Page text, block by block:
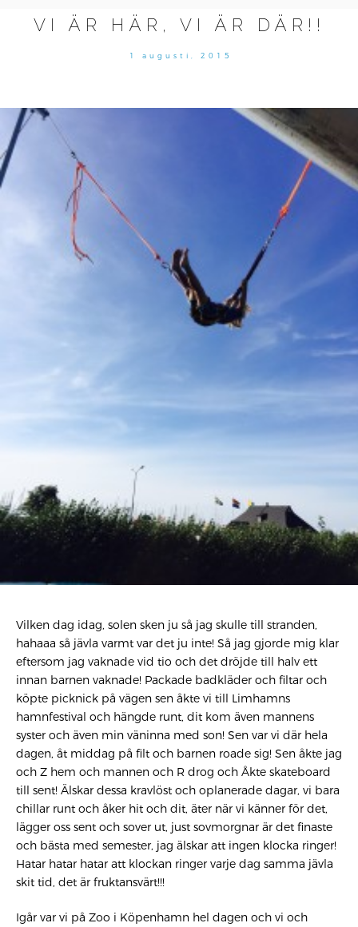
VI ÄR HÄR, VI ÄR DÄR!!
1 augusti, 2015
Vilken dag idag, solen sken ju så jag skulle till stranden,
hahaaa så jävla varmt var det ju inte! Så jag gjorde mig klar
eftersom jag vaknade vid tio och det dröjde till halv ett
innan barnen vaknade! Packade badkläder och filtar och
köpte picknick på vägen sen åkte vi till Limhamns
hamnfestival och hängde runt, dit kom även mannens
syster och även min väninna med son! Sen var vi där hela
dagen, åt middag på filt och barnen roade sig! Sen åkte jag
och Z hem och mannen och R drog och Åkte skateboard
till sent! Älskar dessa kravlöst och oplanerade dagar, vi bara
chillar runt och åker hit och dit, äter när vi känner för det,
lägger oss sent och sover ut, just sovmorgnar är det finaste
och bästa med semester, jag älskar att ingen klocka ringer!
Hatar hatar hatar att klockan ringer varje dag samma jävla
skit tid, det är fruktansvärt!!!
Igår var vi på Zoo i Köpenhamn hel dagen och vi och